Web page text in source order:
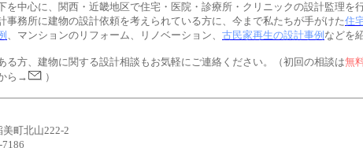
を中心に、関西・近畿地区で住宅・医院・診療所・クリニックの設計監理を
事務所に建物の設計依頼を考えられている方に、今まで私たちが手がけた住
、マンションのリフォーム、リノベーション、 古民家再生の設計事例 などを
る方、建物に関する設計相談もお気軽にご連絡ください。（初回の相談は無
ら→
）
町北山222-2